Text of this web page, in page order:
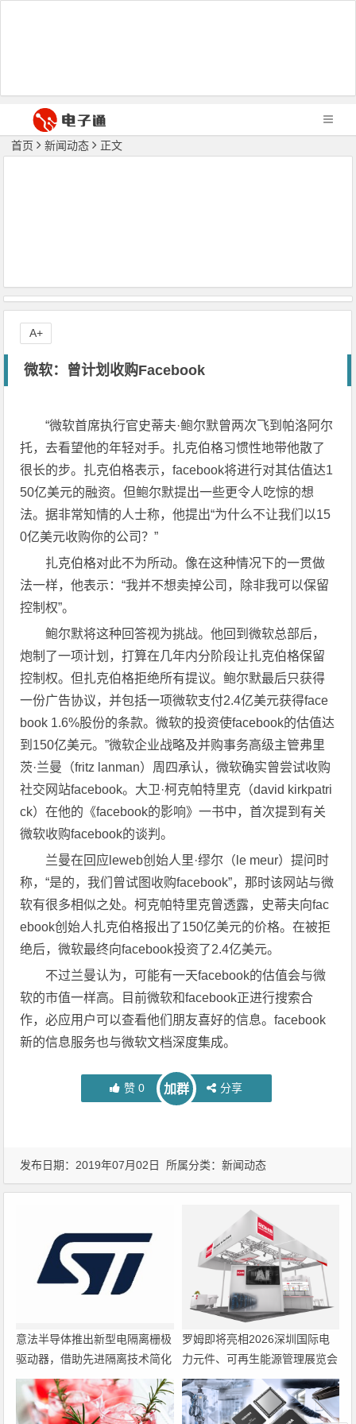
首页 新闻动态 正文
微软：曾计划收购Facebook
“微软首席执行官史蒂夫·鲍尔默曾两次飞到帕洛阿尔
托，去看望他的年轻对手。扎克伯格习惯性地带他散了
很长的步。扎克伯格表示，facebook将进行对其估值达1
50亿美元的融资。但鲍尔默提出一些更令人吃惊的想
法。据非常知情的人士称，他提出“为什么不让我们以15
0亿美元收购你的公司？”
扎克伯格对此不为所动。像在这种情况下的一贯做
法一样，他表示：“我并不想卖掉公司，除非我可以保留
控制权”。
鲍尔默将这种回答视为挑战。他回到微软总部后，
炮制了一项计划，打算在几年内分阶段让扎克伯格保留
控制权。但扎克伯格拒绝所有提议。鲍尔默最后只获得
一份广告协议，并包括一项微软支付2.4亿美元获得face
book 1.6%股份的条款。微软的投资使facebook的估值达
到150亿美元。”微软企业战略及并购事务高级主管弗里
茨·兰曼（fritz lanman）周四承认，微软确实曾尝试收购
社交网站facebook。大卫·柯克帕特里克（david kirkpatri
ck）在他的《facebook的影响》一书中，首次提到有关
微软收购facebook的谈判。
兰曼在回应leweb创始人里·缪尔（le meur）提问时
称，“是的，我们曾试图收购facebook”，那时该网站与微
软有很多相似之处。柯克帕特里克曾透露，史蒂夫向fac
ebook创始人扎克伯格报出了150亿美元的价格。在被拒
绝后，微软最终向facebook投资了2.4亿美元。
不过兰曼认为，可能有一天facebook的估值会与微
软的市值一样高。目前微软和facebook正进行搜索合
作，必应用户可以查看他们朋友喜好的信息。facebook
新的信息服务也与微软文档深度集成。
赞 0 加群 分享
A+
发布日期：2019年07月02日 所属分类：新闻动态
意法半导体推出新型电隔离栅极
驱动器，借助先进隔离技术简化
电源设计
罗姆即将亮相2026深圳国际电
力元件、可再生能源管理展览会
暨研讨会